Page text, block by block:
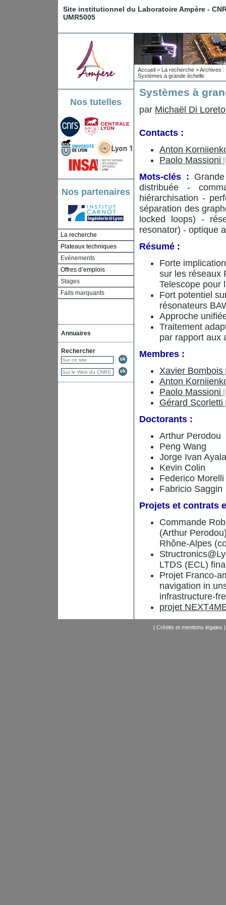
Site institutionnel du Laboratoire Ampère -
UMR5005
Nos tutelles
Nos partenaires
La recherche
Plateaux techniques
Evénements
Offres d’emplois
Stages
Faits marquants
Annuaires
Rechercher
Accueil > La recherche >Archives :
Systèmes à grande échelle
Systèmes à
par Michaël Di Loreto
Contacts :
Anton
Paolo Massioni
Mots-clés :
distribuée -
hiérarchisation -
séparation des
locked loops) -
resonator) - optique
Résumé :
Forte
sur les réseaux
Telescope pour
Fort potentiel
résonateurs
Approche
Traitement
par rapport aux
Membres :
Xavier Bombois
Anton
Paolo Massioni
Gérard Scorletti
Doctorants :
Arthur Perodou
Peng Wang
Jorge Ivan
Kevin Colin
Federico Morelli
Fabricio Saggin
Projets et contrats
Commande
(Arthur
Rhône-Alpes
LTDS (ECL)
Projet Franco-
navigation in
infrastructure-
projet
| Crédits et mentions légales